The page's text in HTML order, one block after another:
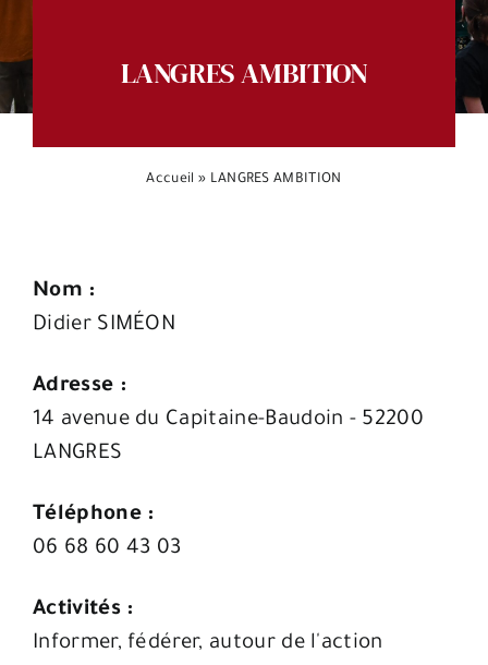
LANGRES AMBITION
Accueil » LANGRES AMBITION
Nom :
Didier SIMÉON
Adresse :
14 avenue du Capitaine-Baudoin - 52200
LANGRES
Téléphone :
06 68 60 43 03
Activités :
Informer, fédérer, autour de l'action